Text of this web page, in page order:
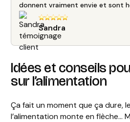
donnent vraiment envie et sont
Sandra
Idées et conseils
sur l’alimentation
Ça fait un moment que ça dure,
l’alimentation monte en flèche…